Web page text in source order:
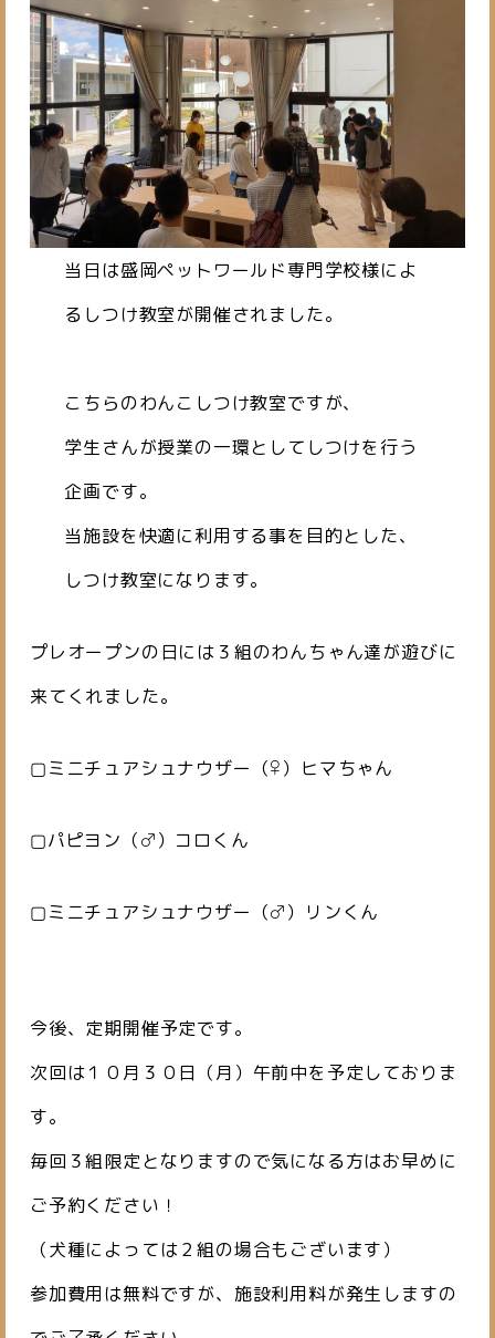
当日は盛岡ペットワールド専門学校様によ
るしつけ教室が開催されました。
こちらのわんこしつけ教室ですが、
学生さんが授業の一環としてしつけを行う
企画です。
当施設を快適に利用する事を目的とした、
しつけ教室になります。
プレオープンの日には３組のわんちゃん達が遊びに
来てくれました。
▢ミニチュアシュナウザー（♀）ヒマちゃん
▢パピヨン（♂）コロくん
▢ミニチュアシュナウザー（♂）リンくん
今後、定期開催予定です。
次回は１０月３０日（月）午前中を予定しておりま
す。
毎回３組限定となりますので気になる方はお早めに
ご予約ください！
（犬種によっては２組の場合もございます）
参加費用は無料ですが、施設利用料が発生しますの